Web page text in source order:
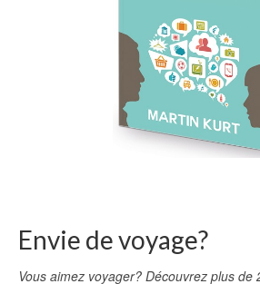
Envie de voyage?
Vous aimez voyager? Découvrez plus de